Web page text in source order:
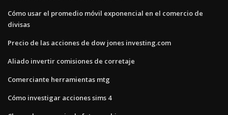
Cómo usar el promedio móvil exponencial en el comercio de
divisas
Precio de las acciones de dow jones investing.com
Aliado invertir comisiones de corretaje
Comerciante herramientas mtg
Cómo investigar acciones sims 4